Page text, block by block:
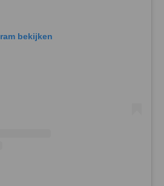
bekijken